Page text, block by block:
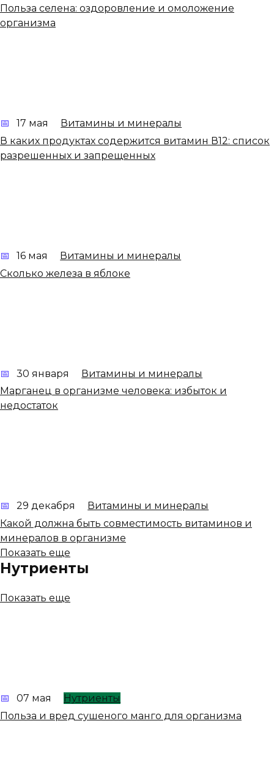
Польза селена: оздоровление и омоложение
организма
17 мая
Витамины и минералы
В каких продуктах содержится витамин В12: список
разрешенных и запрещенных
16 мая
Витамины и минералы
Сколько железа в яблоке
30 января
Витамины и минералы
Марганец в организме человека: избыток и
недостаток
29 декабря
Витамины и минералы
Какой должна быть совместимость витаминов и
минералов в организме
Показать еще
Нутриенты
Показать еще
07 мая
Нутриенты
Польза и вред сушеного манго для организма